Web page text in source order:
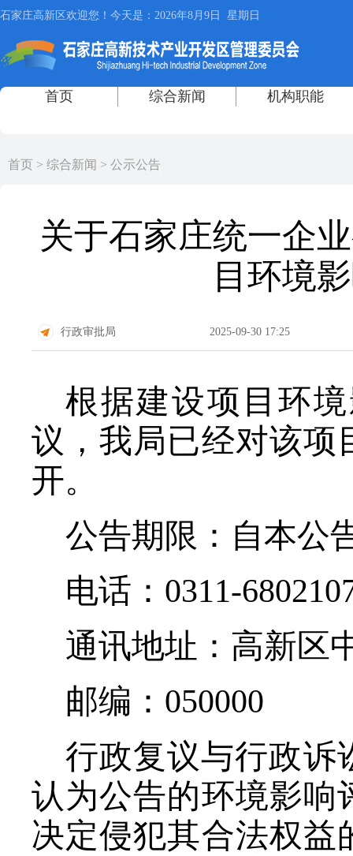
首页 > 综合新闻 > 公示公告
关于石家庄统一企
目环境
行政审批局 2025-09-30 17:25
根据建设项目环
议，我局已经对该项
开。
公告期限：自本公
电话： 0311-
通讯地址：高新区
邮编： 050000
行政复议与行政诉
认为公告的环境影响
决定侵犯其合法权益